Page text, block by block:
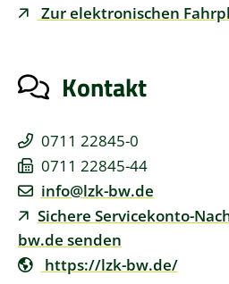
Zur elektronischen
Kontakt
0711 22845-0
0711 22845-44
info@lzk-bw.de
Sichere Servicekonto-
bw.de senden
https://lzk-bw.de/